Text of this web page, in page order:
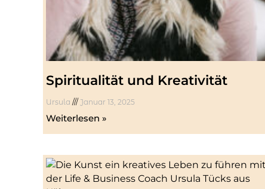
Spiritualität und Kreativität
Ursula Januar 13, 2025
Weiterlesen »